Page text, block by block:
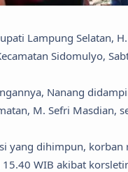
Lampung Selatan,
Sidomulyo,
Nanang
M. Sefri Masdian,
yang dihimpun, korban
WIB akibat